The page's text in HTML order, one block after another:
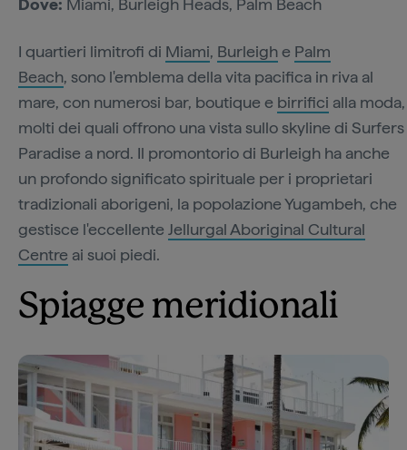
Dove: Miami, Burleigh Heads, Palm Beach
I quartieri limitrofi di Miami, Burleighe Palm
Beach, sono l'emblema della vita pacifica in riva al
mare, con numerosi bar, boutique e birrifici alla moda,
molti dei quali offrono una vista sullo skyline di Surfers
Paradise a nord. Il promontorio di Burleigh ha anche
un profondo significato spirituale per i proprietari
tradizionali aborigeni, la popolazione Yugambeh, che
gestisce l'eccellente Jellurgal Aboriginal Cultural
Centre ai suoi piedi.
Spiagge meridionali